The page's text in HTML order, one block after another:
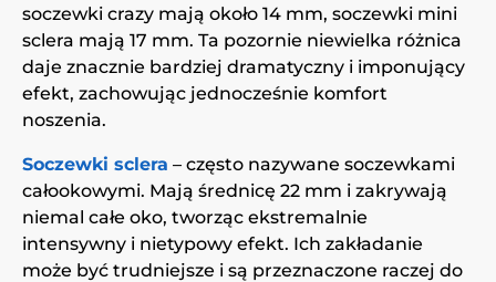
soczewki crazy mają około 14 mm, soczewki mini
sclera mają 17 mm. Ta pozornie niewielka różnica
daje znacznie bardziej dramatyczny i imponujący
efekt, zachowując jednocześnie komfort
noszenia.
Soczewki sclera – często nazywane soczewkami
całookowymi. Mają średnicę 22 mm i zakrywają
niemal całe oko, tworząc ekstremalnie
intensywny i nietypowy efekt. Ich zakładanie
może być trudniejsze i są przeznaczone raczej do